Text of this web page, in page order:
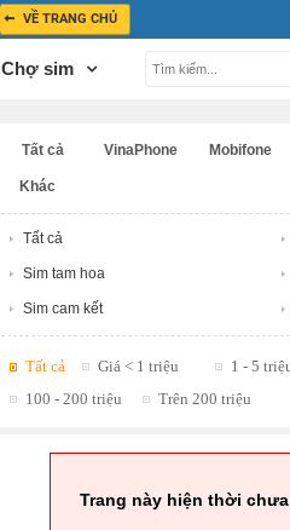
VỀ TRANG CHỦ
Chợ sim
Tất cả VinaPhone Mobifone
Khác
Tất cả
Sim tam hoa
Sim cam kết
Tất cả Giá < 1 triệu 1 - 5
100 - 200 triệu
Trên 200 triệu
Trang này hiện thời